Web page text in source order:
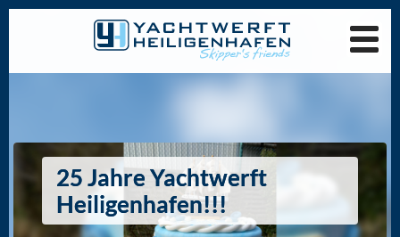
25 Jahre Yachtwerft
Heiligenhafen!!!